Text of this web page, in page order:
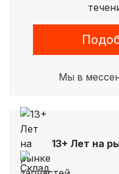
Мы в
13+ Лет на